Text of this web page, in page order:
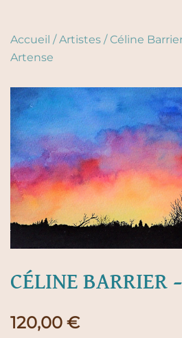
Accueil /Artistes / Céline
Artense
CÉLINE BARRIER
120,00 €